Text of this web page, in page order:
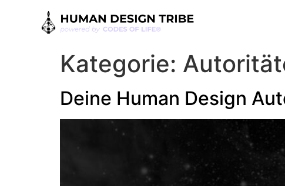
Kategorie:
Deine Human Design